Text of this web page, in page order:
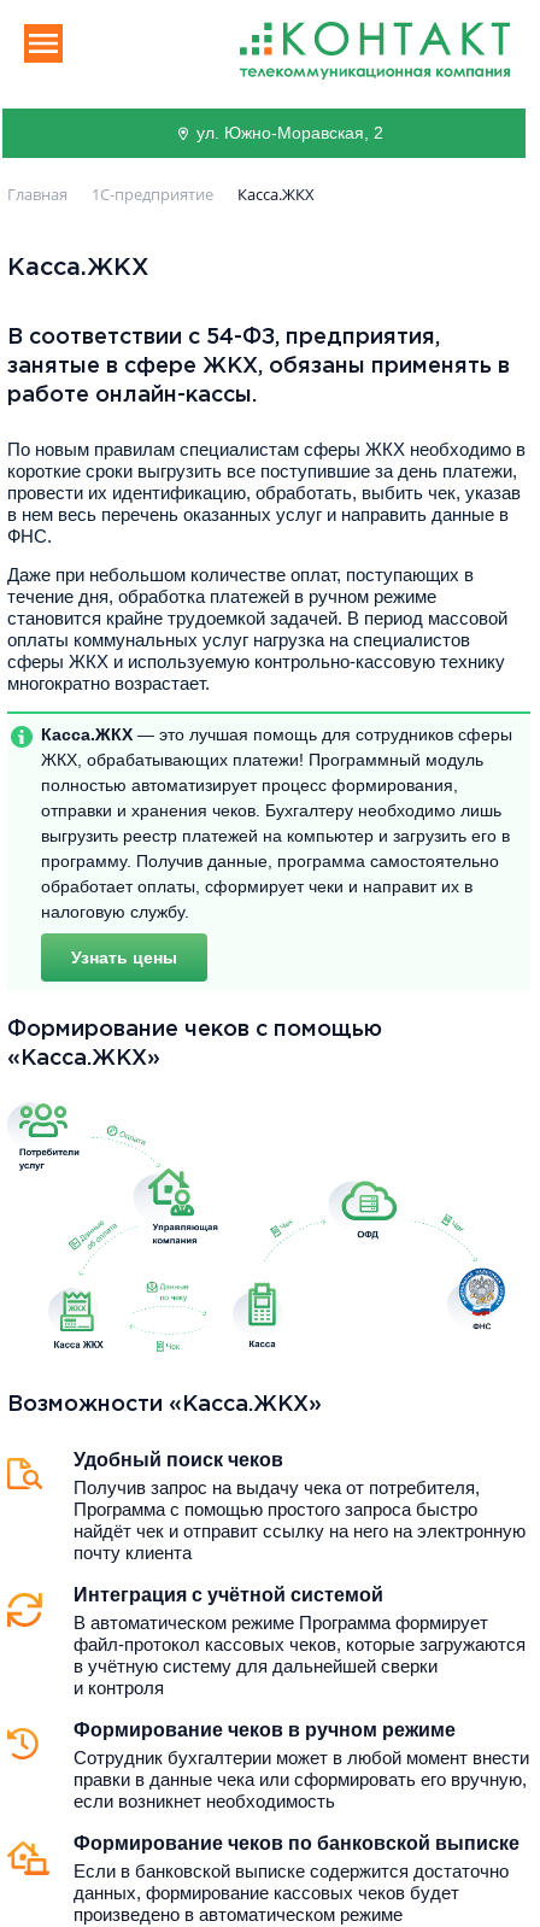
ул. Южно-Моравская, 2
Главная 1С-предприятие Касса.ЖКХ
Касса.ЖКХ
В соответствии с 54-ФЗ, предприятия,
занятые в сфере ЖКХ, обязаны применять в
работе онлайн-кассы.
По новым правилам специалистам сферы ЖКХ необходимо в
короткие сроки выгрузить все поступившие за день платежи,
провести их идентификацию, обработать, выбить чек, указав
в нем весь перечень оказанных услуг и направить данные в
ФНС.
Даже при небольшом количестве оплат, поступающих в
течение дня, обработка платежей в ручном режиме
становится крайне трудоемкой задачей. В период массовой
оплаты коммунальных услуг нагрузка на специалистов
сферы ЖКХ и используемую контрольно-кассовую технику
многократно возрастает.
Касса.ЖКХ — это лучшая помощь для сотрудников сферы
ЖКХ, обрабатывающих платежи! Программный модуль
полностью автоматизирует процесс формирования,
отправки и хранения чеков. Бухгалтеру необходимо лишь
выгрузить реестр платежей на компьютер и загрузить его в
программу. Получив данные, программа самостоятельно
обработает оплаты, сформирует чеки и направит их в
налоговую службу.
Узнать цены
Формирование чеков с помощью
«Касса.ЖКХ»
Возможности «Касса.ЖКХ»
Удобный поиск чеков
Получив запрос на выдачу чека от потребителя,
Программа с помощью простого запроса быстро
найдёт чек и отправит ссылку на него на электронную
почту клиента
Интеграция с учётной системой
В автоматическом режиме Программа формирует
файл-протокол кассовых чеков, которые загружаются
в учётную систему для дальнейшей сверки
и контроля
Формирование чеков в ручном режиме
Сотрудник бухгалтерии может в любой момент внести
правки в данные чека или сформировать его вручную,
если возникнет необходимость
Формирование чеков по банковской выписке
Если в банковской выписке содержится достаточно
данных, формирование кассовых чеков будет
произведено в автоматическом режиме